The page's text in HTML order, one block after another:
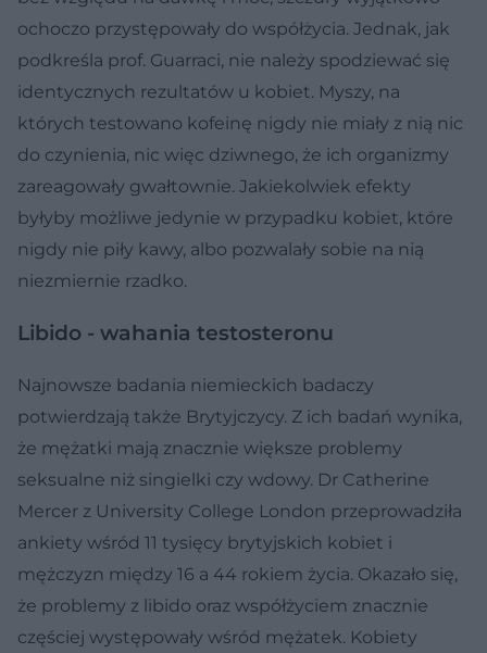
ochoczo przystępowały do współżycia. Jednak, jak
podkreśla prof. Guarraci, nie należy spodziewać się
identycznych rezultatów u kobiet. Myszy, na
których testowano kofeinę nigdy nie miały z nią nic
do czynienia, nic więc dziwnego, że ich organizmy
zareagowały gwałtownie. Jakiekolwiek efekty
byłyby możliwe jedynie w przypadku kobiet, które
nigdy nie piły kawy, albo pozwalały sobie na nią
niezmiernie rzadko.
Libido - wahania testosteronu
Najnowsze badania niemieckich badaczy
potwierdzają także Brytyjczycy. Z ich badań wynika,
że mężatki mają znacznie większe problemy
seksualne niż singielki czy wdowy. Dr Catherine
Mercer z University College London przeprowadziła
ankiety wśród 11 tysięcy brytyjskich kobiet i
mężczyzn między 16 a 44 rokiem życia. Okazało się,
że problemy z libido oraz współżyciem znacznie
częściej występowały wśród mężatek. Kobiety